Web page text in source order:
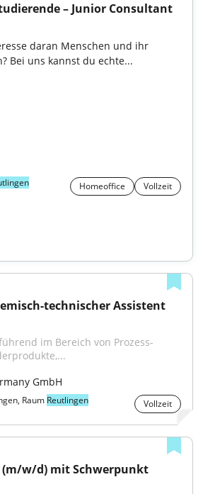
– Junior Consultant
daran Menschen und ihr
Bei uns kannst du echte...
Homeoffice Vollzeit
technischer Assistent
im Bereich von Prozess­
GmbH
Raum Reutlingen Vollzeit
(m/w/d) mit Schwerpunkt